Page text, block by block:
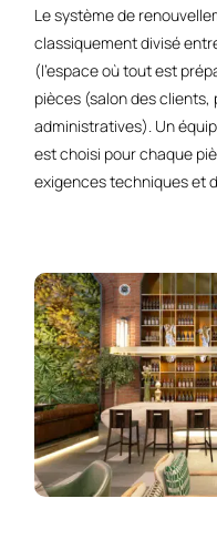
Le système de
classiquement divisé
(l’espace où tout est
pièces (salon des clients,
administratives). Un
est choisi pour chaque
exigences techniques et